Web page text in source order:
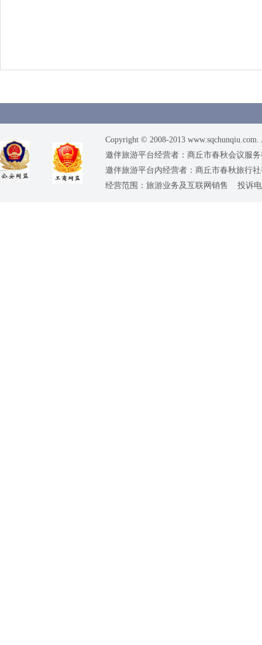
Copyright © 2008-2013
邀伴旅游平台经营者：商丘市春秋会议服
邀伴旅游平台内经营者：商丘市春秋旅行
经营范围：旅游业务及互联网销售 投诉